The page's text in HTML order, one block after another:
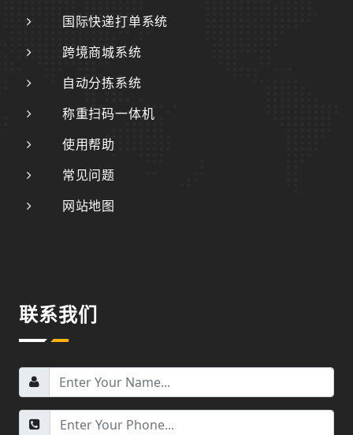
国际快递打单系统
跨境商城系统
自动分拣系统
称重扫码一体机
使用帮助
常见问题
网站地图
联系我们